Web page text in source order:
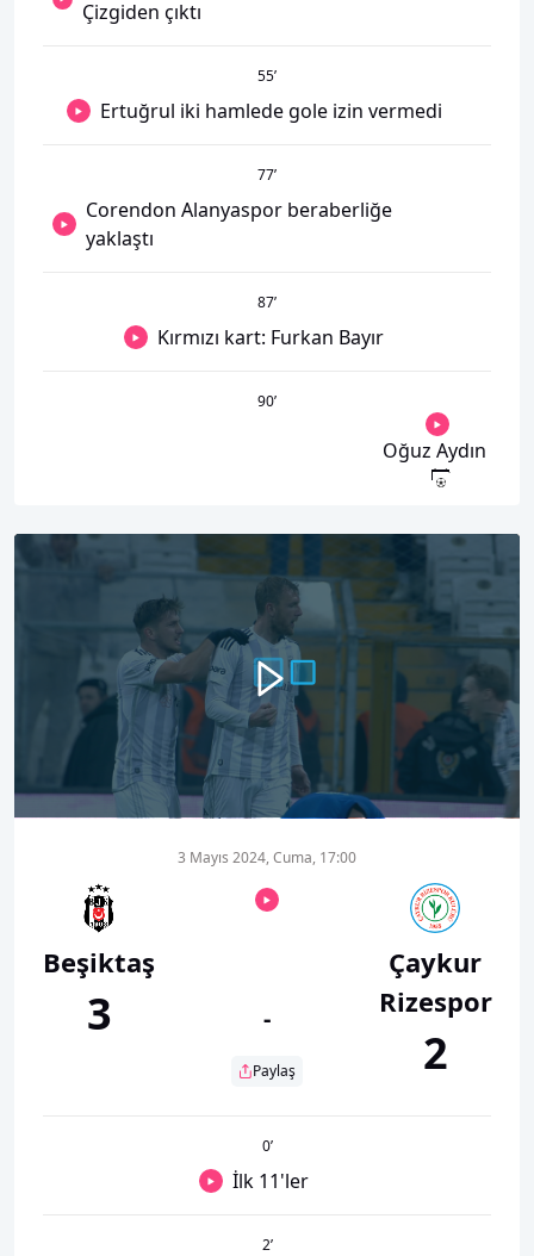
Çizgiden çıktı
55’
Ertuğrul iki hamlede gole izin vermedi
77’
Corendon Alanyaspor beraberliğe
yaklaştı
87’
Kırmızı kart: Furkan Bayır
90’
Oğuz Aydın
00:00
Beşiktaş
3
3 Mayıs 2024, Cuma, 17:00
-
Paylaş
Çaykur
Rizespor
2
0’
İlk 11'ler
2’